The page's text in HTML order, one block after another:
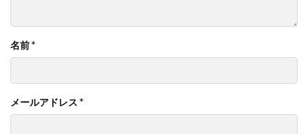
名前*
メールアドレス *